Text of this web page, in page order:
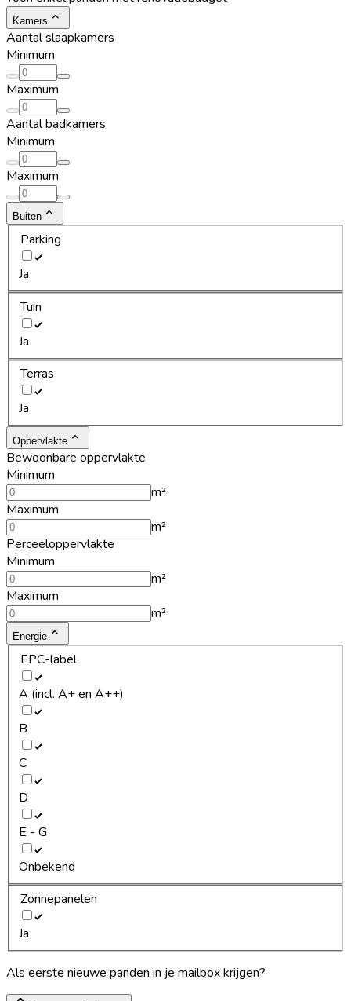
Kamers
Aantal slaapkamers
Minimum
Maximum
Aantal badkamers
Minimum
Maximum
Buiten
Parking
Ja
Tuin
Ja
Terras
Ja
Oppervlakte
Bewoonbare oppervlakte
Minimum
m²
Maximum
m²
Perceeloppervlakte
Minimum
m²
Maximum
m²
Energie
EPC-label
A (incl. A+ en A++)
B
C
D
E - G
Onbekend
Zonnepanelen
Ja
Als eerste nieuwe panden in je mailbox krijgen?